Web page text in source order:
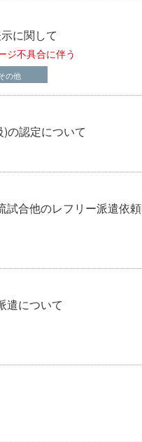
に関して
ジ不具合に伴う
の他
認定について
合他のレフリー派遣依
遣について